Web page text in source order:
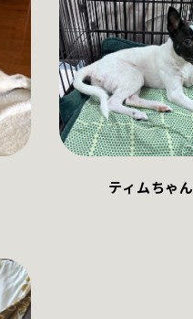
ティムちゃん